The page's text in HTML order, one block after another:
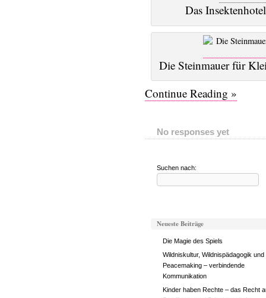
Das
Die Steinmauer für
Continue Reading »
No responses yet
Suchen nach:
Neueste Beiträge
Die Magie des Spiels
Wildniskultur, Wildnispädagogik und
Peacemaking – verbindende
Kommunikation
Kinder haben Rechte – das Recht